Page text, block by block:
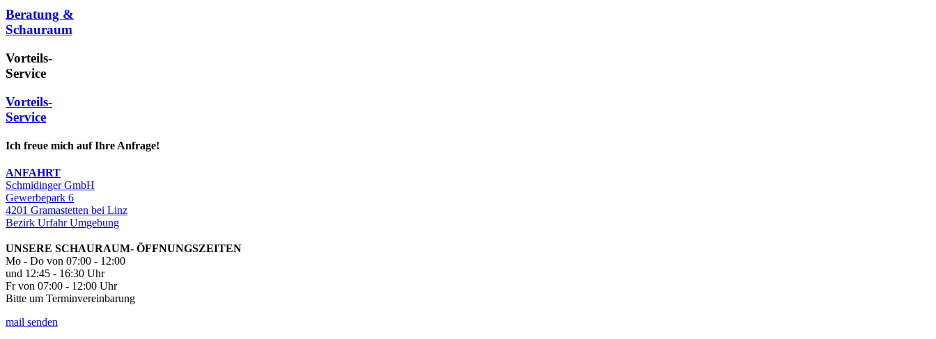
Beratung &
Schauraum
Vorteils-
Service
Vorteils-
Service
Ich freue mich auf Ihre Anfrage!
ANFAHRT
Schmidinger GmbH
Gewerbepark 6
4201 Gramastetten bei Linz
Bezirk Urfahr Umgebung
UNSERE SCHAURAUM- ÖFFNUNGSZEITEN
Mo - Do von 07:00 - 12:00
und 12:45 - 16:30 Uhr
Fr von 07:00 - 12:00 Uhr
Bitte um Terminvereinbarung
mail senden